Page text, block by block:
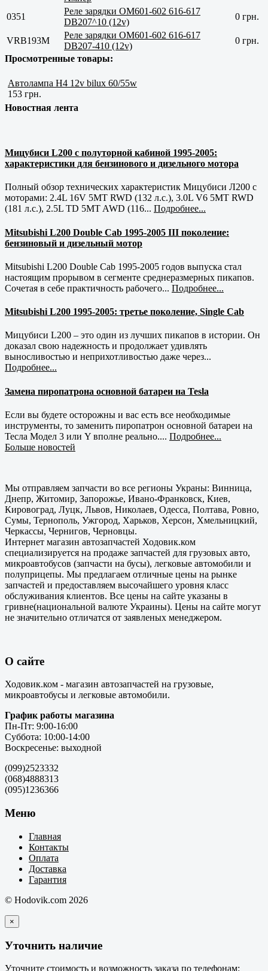
0351
Реле зарядки ОМ601-602 616-617
DB207^10 (12v)
0 грн.
VRB193M
Реле зарядки ОМ601-602 616-617
DB207-410 (12v)
0 грн.
Просмотренные товары:
Автолампа H4 12v bilux 60/55w
153 грн.
Новостная лента
Мицубиси L200 с полуторной кабиной 1995-2005:
характеристики для бензинового и дизельного мотора
Полный обзор технических характеристик Мицубиси Л200 с
моторами: 2.4L 16V 5MT RWD (132 л.с.), 3.0L V6 5MT RWD
(181 л.с.), 2.5L TD 5MT AWD (116... Подробнее...
Mitsubishi L200 Double Cab 1995-2005 III поколение:
бензиновый и дизельный мотор
Mitsubishi L200 Double Cab 1995-2005 годов выпуска стал
настоящим прорывом в сегменте среднеразмерных пикапов.
Сочетая в себе практичность рабочего... Подробнее...
Mitsubishi L200 1995-2005: третье поколение, Single Cab
Мицубиси L200 – это один из лучших пикапов в истории. Он
доказал свою надежность и продолжает удивлять
выносливостью и неприхотливостью даже через...
Подробнее...
Замена пиропатрона основной батареи на Tesla
Если вы будете осторожны и вас есть все необходимые
инструменты, то заменить пиропатрон основной батареи на
Тесла Модел 3 или Y вполне реально.... Подробнее...
Больше новостей
Мы отправляем запчасти во все регионы Украны: Винница,
Днепр, Житомир, Запорожье, Ивано-Франковск, Киев,
Кировоград, Луцк, Львов, Николаев, Одесса, Полтава, Ровно,
Сумы, Тернополь, Ужгород, Харьков, Херсон, Хмельницкий,
Черкассы, Чернигов, Черновцы.
Интернет магазин автозапчастей Ходовик.ком
специализируется на продаже запчастей для грузовых авто,
микроавтобусов (запчасти на бусы), легковые автомобили и
полуприцепы. Мы предлагаем отличные цены на рынке
запчастей и предоставляем высочайшего уровня класс
обслуживания клиентов. Все цены на сайте указаны в
гривне(национальной валюте Украины). Цены на сайте могут
не значительно отличатся от заявленых менеджером.
О сайте
Ходовик.ком - магазин автозапчастей на грузовые,
микроавтобусы и легковые автомобили.
График работы магазина
Пн-Пт: 9:00-16:00
Суббота: 10:00-14:00
Воскресенье: выходной
(099)2523332
(068)4888313
(095)1236366
Меню
Главная
Контакты
Оплата
Доставка
Гарантия
© Hodovik.com 2026
×
Уточнить наличие
Уточните стоимость и возможность заказа по телефонам: